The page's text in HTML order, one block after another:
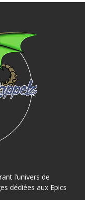
l’univers de
dédiées aux Epics